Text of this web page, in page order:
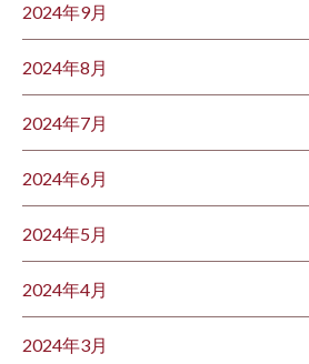
2024年9月
2024年8月
2024年7月
2024年6月
2024年5月
2024年4月
2024年3月